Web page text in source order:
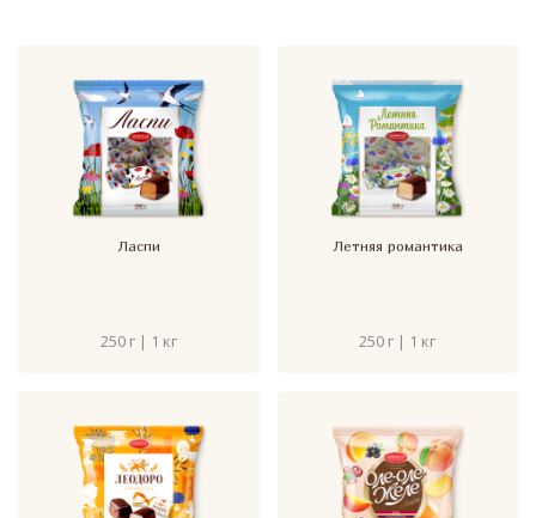
Ласпи
250 г | 1 кг
Летняя романтика
250 г | 1 кг